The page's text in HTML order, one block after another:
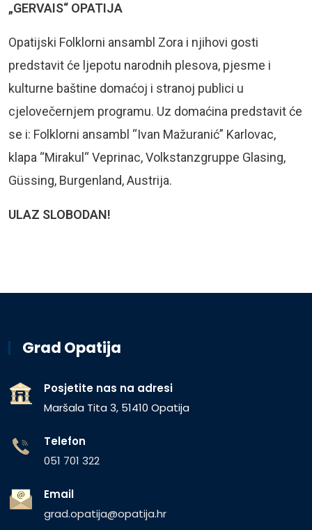
„GERVAIS“ OPATIJA
Opatijski Folklorni ansambl Zora i njihovi gosti
predstavit će ljepotu narodnih plesova, pjesme i
kulturne baštine domaćoj i stranoj publici u
cjelovečernjem programu. Uz domaćina predstavit će
se i: Folklorni ansambl “Ivan Mažuranić” Karlovac,
klapa “Mirakul“ Veprinac, Volkstanzgruppe Glasing,
Güssing, Burgenland, Austrija.
ULAZ SLOBODAN!
Grad Opatija
Posjetite nas na adresi
Maršala Tita 3, 51410 Opatija
Telefon
051 701 322
Email
grad.opatija@opatija.hr